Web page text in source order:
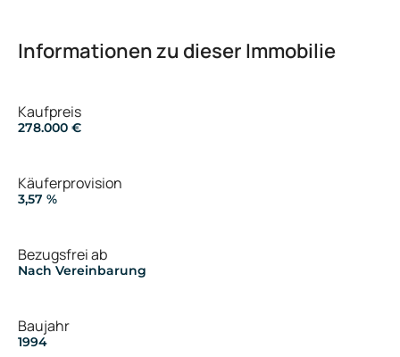
Informationen zu dieser Immobilie
Kaufpreis
278.000 €
Käuferprovision
3,57 %
Bezugsfrei ab
Nach Vereinbarung
Baujahr
1994